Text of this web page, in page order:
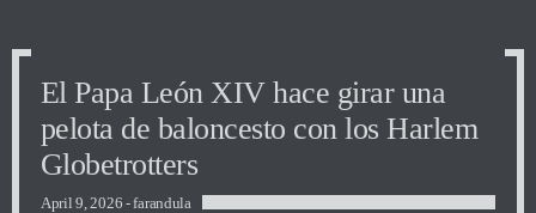
El Papa León XIV hace girar una
pelota de baloncesto con los Harlem
Globetrotters
April 9, 2026 -farandula